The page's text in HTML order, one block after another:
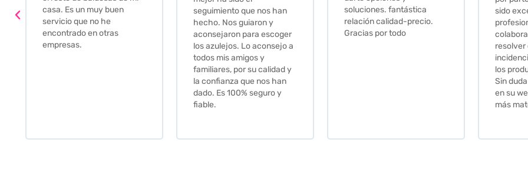
seguimiento que nos han
hecho. Nos guiaron y
aconsejaron para escoger
los azulejos. Lo aconsejo a
soluciones. fantástica
relación calidad-precio.
Gracias por todo
sido excepcional. Serios,
profesionales,
colaboradores para